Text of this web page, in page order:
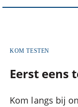
KOM TESTEN
Eerst eens
Kom langs bij